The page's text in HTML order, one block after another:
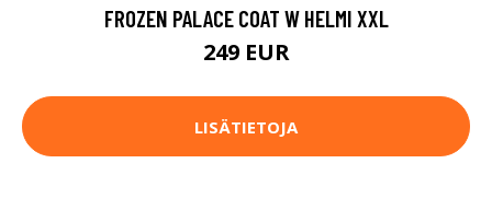
FROZEN PALACE COAT W HELMI XXL
249 EUR
LISÄTIETOJA